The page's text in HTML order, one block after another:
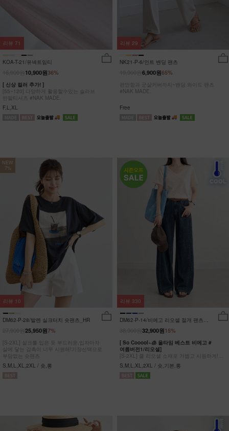
KOA-T-21/유넥트임티
36%
10,900원
[ 신상 컬러 추가! ]
[55~120] 다양하게 활용할수있는 슬라브
반팔티셔츠 #NAK MADE.
F,L,XL
리뷰 71
NK21-P-6/인트 밴딩 팬츠
65%
6,900원
편안함과 군살커버까지~밴딩 와이드 팬츠
#NAK MADE.
Free
리뷰 29
NEW
7%
DM62-P-28/발렌 실크터치 숏팬츠_HR
7%
25,950원
[S-2XL] 실크를 입은 듯 부드러운,입자마자
살에 닿는 감촉이 너무 시원해!기장선택으로
부담없는 숏팬츠
S,M,L,XL,2XL / 숏,롱
리뷰 10
DM62-P-14/비에고 리오셀 절개 팬츠
15%
32,900원
[ So Cooool~🧊 올타임 베스트 비에고 #
여름버전1/리오셀]
[S-2XL] 쿨 리오셀 소재로 가볍고 시원하게!
사이드 절개 쿨링 데님팬츠
S,M,L,XL,2XL / 숏,기본,롱
리뷰 330